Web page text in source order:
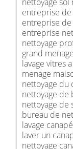
entreprise
entreprise
entreprise
nettoyage
grand
lavage vitres
menage
nettoyage du
nettoyage de
nettoyage de
bureau de
lavage canapé
laver un
nettoyage